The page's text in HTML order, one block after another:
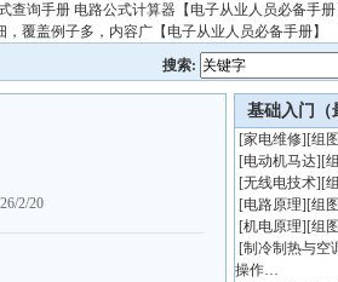
询手册 电路公式计算器【电子从业人员必备手册
覆盖例子多，内容广【电子从业人员必备手册】
搜索:
2/20
基础入门（
[家电维修][组
[电动机马达][
[无线电技术][
[电路原理][组
[机电原理][组
[制冷制热与空
操作…